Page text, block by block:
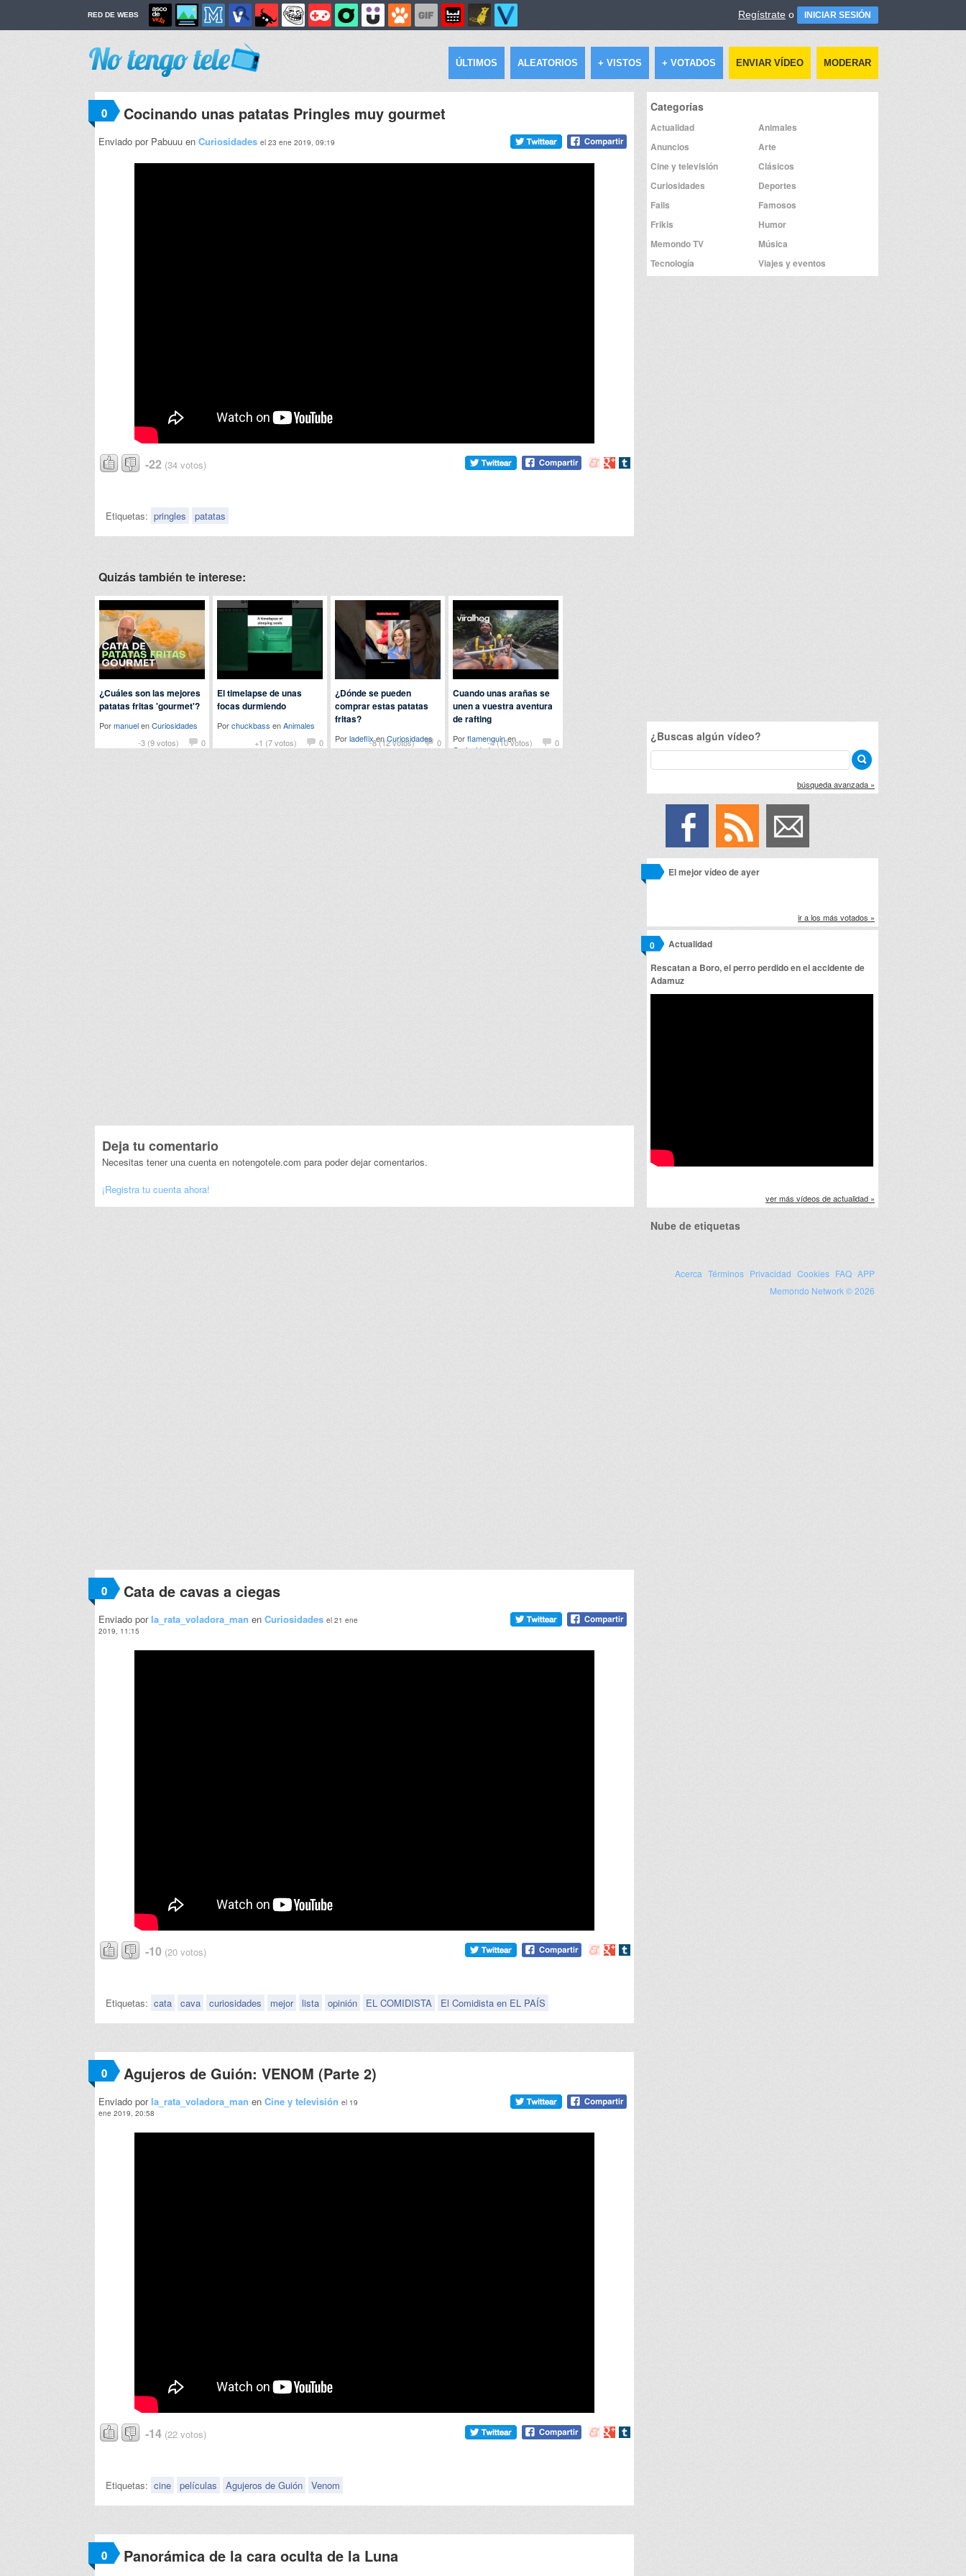
RED DE WEBS Regístrate o INICIAR SESIÓN
ÚLTIMOS ALEATORIOS + VISTOS + VOTADOS ENVIAR VÍDEO MODERAR
0 Cocinando unas patatas Pringles muy gourmet
Enviado por Pabuuu en Curiosidades el 23 ene 2019, 09:19
-22 (34 votos)
Compartir
Compartir
Compartir
Etiquetas: pringles patatas
Quizás también te interese:
-3 (9 votos) 0
¿Cuáles son las mejores
patatas fritas 'gourmet'?
PormanuelenCuriosidades
+1 (7 votos)
0
El timelapse de unas
focas durmiendo
Porchuckbass enAnimales
-8 (12 votos)
0
¿Dónde se pueden
comprar estas patatas
fritas?
PorladeflixenCuriosidades -4 (10 votos) 0
Cuando unas arañas se
unen a vuestra aventura
de rafting
Porflamenquinen
Curiosidades
Deja tu comentario
Necesitas tener una cuenta en notengotele.com para poder dejar comentarios.
¡Registra tu cuenta ahora!
0 Cata de cavas a ciegas
Enviado por la_rata_voladora_man en Curiosidades el 21 ene
2019, 11:15
-10 (20 votos)
Compartir
Compartir
Compartir
Etiquetas: cata cava curiosidades mejor lista opinión EL COMIDISTA El Comidista en EL PAÍS
0 Agujeros de Guión: VENOM (Parte 2)
Enviado por la_rata_voladora_man en Cine y televisión el 19
ene 2019, 20:58
-14 (22 votos)
Compartir
Compartir
Compartir
Etiquetas: cine películas Agujeros de Guión Venom
0 Panorámica de la cara oculta de la Luna
Categorías
Actualidad
Animales
Anuncios
Arte
Cine y televisión
Clásicos
Curiosidades
Deportes
Fails
Famosos
Frikis
Humor
Memondo TV
Música
Tecnología
Viajes y eventos
¿Buscas algún vídeo?
búsqueda avanzada »
El mejor vídeo de ayer
ir a los más votados »
Actualidad
0
Rescatan a Boro, el perro perdido en el accidente de
Adamuz
ver más vídeos de actualidad »
Nube de etiquetas
Acerca Términos Privacidad Cookies FAQ APP
Memondo Network © 2026